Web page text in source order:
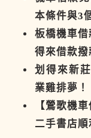
本條件與3
板橋機車借
得來借款
划得來新
業雞排夢！
【鶯歌機
二手書店順